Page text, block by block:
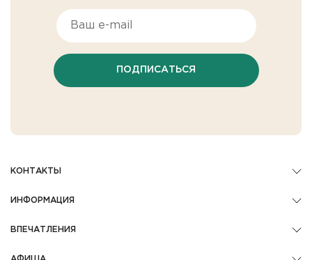
ПОДПИСАТЬСЯ
КОНТАКТЫ
ИНФОРМАЦИЯ
ВПЕЧАТЛЕНИЯ